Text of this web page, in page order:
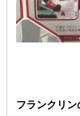
フランクリン